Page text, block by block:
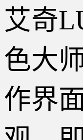
艾奇
色大
作界